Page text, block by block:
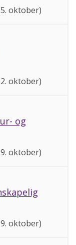
oktober)
oktober)
og
oktober)
oktober)